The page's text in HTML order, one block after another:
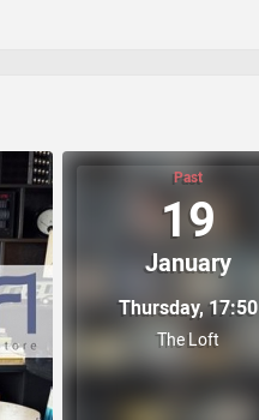
Past
19
January
Thursday, 17:50
The Loft